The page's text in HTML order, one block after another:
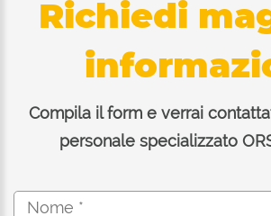
Richiedi
Compila il form e verrai
personale specializzato